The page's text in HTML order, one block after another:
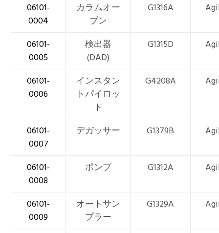
06101-
0004
カラムオー
ブン
G1316A
06101-
0005
検出器
(DAD)
G1315D
06101-
0006
インスタン
トパイロッ
ト
G4208A
06101-
0007
デガッサー G1379B
06101-
0008
ポンプ G1312A
06101-
0009
オートサン
プラー
G1329A